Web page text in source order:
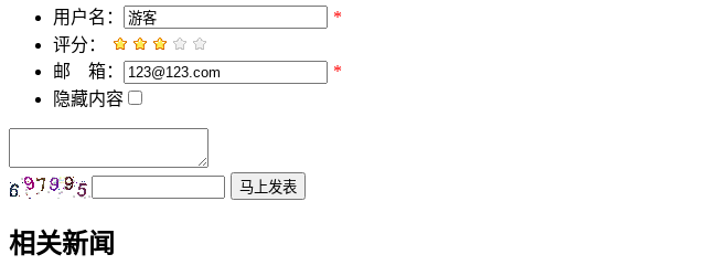
用户名：
*
评分：
邮 箱：
*
隐藏内容
相关新闻